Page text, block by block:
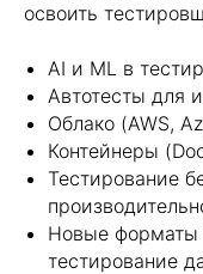
освоить
AI и ML в
Автотесты для
Облако (AWS,
Контейнеры
Тестирование
Новые форматы
тестирование